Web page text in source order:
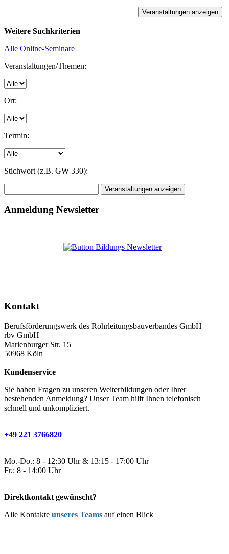
Weitere Suchkriterien
Alle Online-Seminare
Veranstaltungen/Themen:
Ort:
Termin:
Stichwort (z.B. GW 330):
Anmeldung Newsletter
Kontakt
Berufsförderungswerk des Rohrleitungsbauverbandes GmbH
rbv GmbH
Marienburger Str. 15
50968 Köln
Kundenservice
Sie haben Fragen zu unseren Weiterbildungen oder Ihrer
bestehenden Anmeldung? Unser Team hilft Ihnen telefonisch
schnell und unkompliziert.
+49 221 3766820
Mo.-Do.: 8 - 12:30 Uhr & 13:15 - 17:00 Uhr
Fr.: 8 - 14:00 Uhr
Direktkontakt gewünscht?
Alle Kontakte unseres Teams auf einen Blick